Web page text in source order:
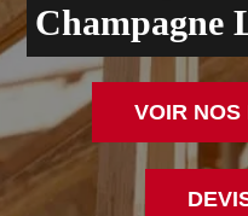
Champagne
VOIR